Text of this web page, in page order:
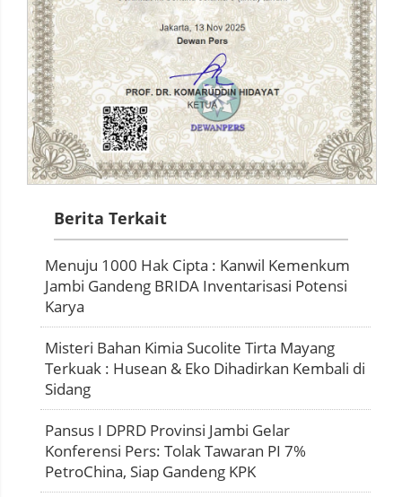
Berita Terkait
Menuju 1000 Hak Cipta : Kanwil Kemenkum
Jambi Gandeng BRIDA Inventarisasi Potensi
Karya
Misteri Bahan Kimia Sucolite Tirta Mayang
Terkuak : Husean & Eko Dihadirkan Kembali di
Sidang
Pansus I DPRD Provinsi Jambi Gelar
Konferensi Pers: Tolak Tawaran PI 7%
PetroChina, Siap Gandeng KPK